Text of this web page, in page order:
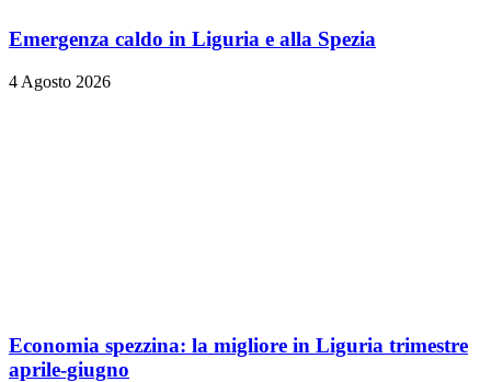
Emergenza caldo in Liguria e alla Spezia
4 Agosto 2026
Economia spezzina: la migliore in Liguria trimestre
aprile-giugno